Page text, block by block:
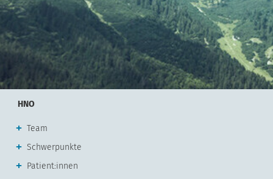
HNO
Team
Schwerpunkte
Patient:innen